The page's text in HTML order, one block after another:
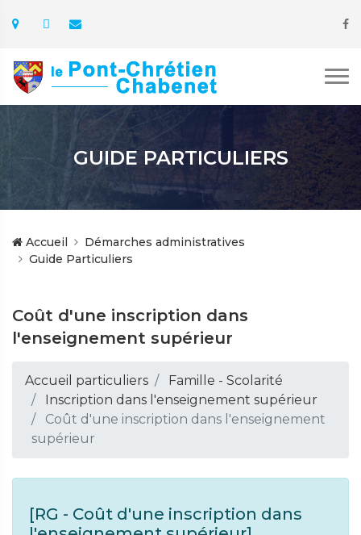
GUIDE PARTICULIERS
Accueil
Démarches administratives
Guide Particuliers
Coût d'une inscription dans
l'enseignement supérieur
Accueil particuliers
Famille - Scolarité
Inscription dans l'enseignement supérieur
Coût d'une inscription dans l'enseignement
supérieur
[RG - Coût d'une inscription dans